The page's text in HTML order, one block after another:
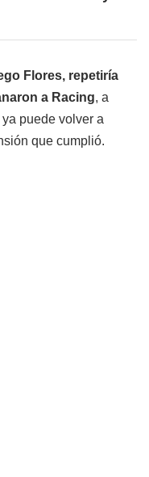
Flores, repetiría
a Racing, a
puede volver a
que cumplió.